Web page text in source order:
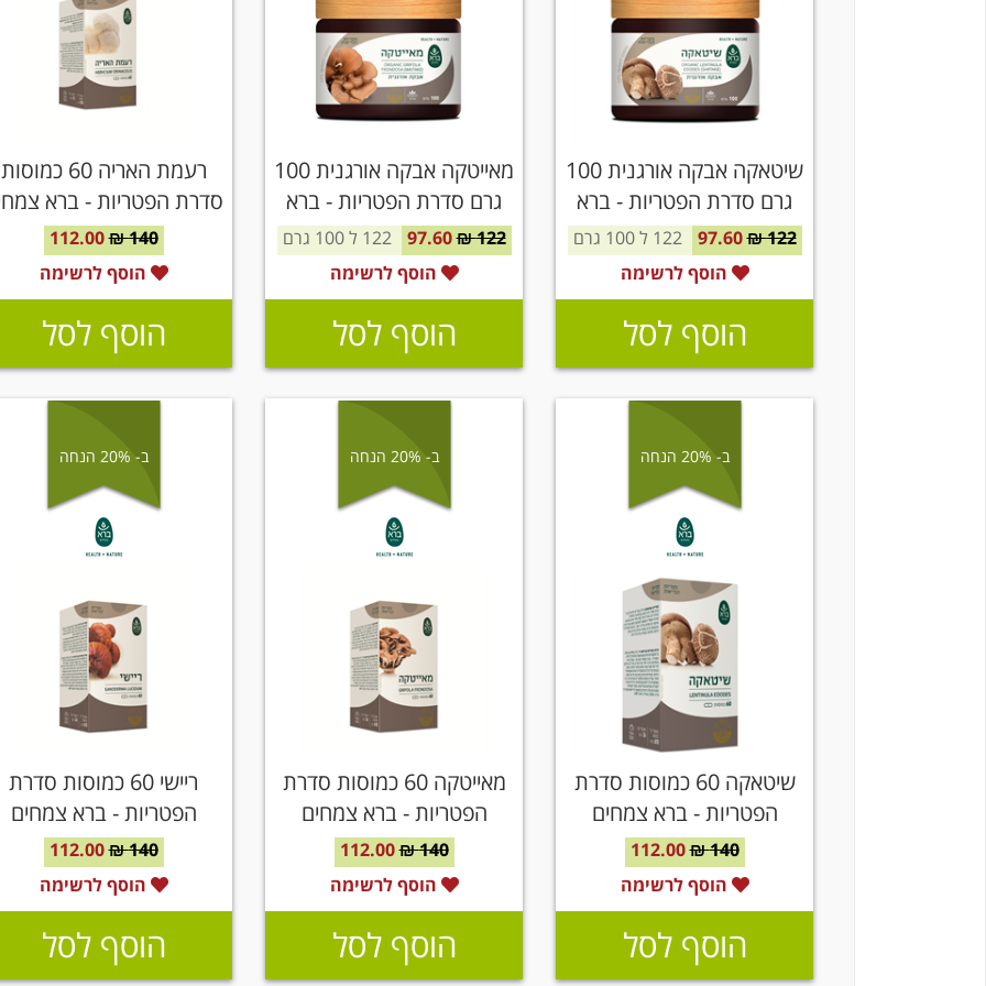
שיטאקה אבקה אורגנית 100
גרם סדרת הפטריות - ברא
צמחים
122 ₪
97.60
122 ל 100 גרם
הוסף לרשימה
הוסף לסל
מאייטקה אבקה אורגנית 100
גרם סדרת הפטריות - ברא
צמחים
122 ₪
97.60
122 ל 100 גרם
הוסף לרשימה
הוסף לסל
רעמת האריה 60 כמוסות
סדרת הפטריות - ברא
140 ₪
112.00
הוסף לרשימה
הוסף לסל
ב- 20% הנחה
שיטאקה 60 כמוסות סדרת
הפטריות - ברא צמחים
140 ₪
112.00
הוסף לרשימה
הוסף לסל
ב- 20% הנחה
מאייטקה 60 כמוסות סדרת
הפטריות - ברא צמחים
140 ₪
112.00
הוסף לרשימה
הוסף לסל
ב- 20% הנחה
ריישי 60 כמוסות סדרת
הפטריות - ברא צמחים
140 ₪
112.00
הוסף לרשימה
הוסף לסל